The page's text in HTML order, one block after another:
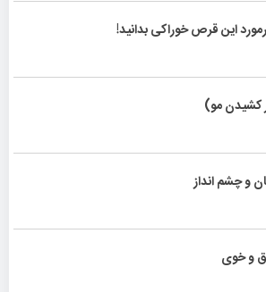
این قرص خوراکی بدانید!
کشیدن مو)
و چشم انداز
و خوی